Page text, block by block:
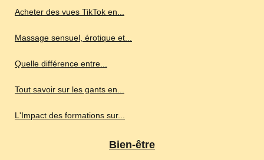
Acheter des vues TikTok en...
Massage sensuel, érotique et...
Quelle différence entre...
Tout savoir sur les gants en...
L'Impact des formations sur...
Bien-être